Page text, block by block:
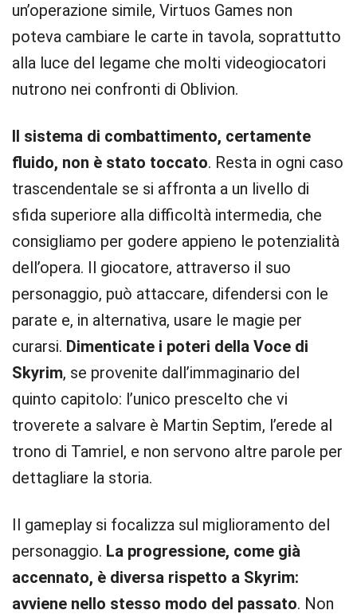
un’operazione simile, Virtuos Games non
poteva cambiare le carte in tavola, soprattutto
alla luce del legame che molti videogiocatori
nutrono nei confronti di Oblivion.
Il sistema di combattimento, certamente
fluido, non è stato toccato. Resta in ogni caso
trascendentale se si affronta a un livello di
sfida superiore alla difficoltà intermedia, che
consigliamo per godere appieno le potenzialità
dell’opera. Il giocatore, attraverso il suo
personaggio, può attaccare, difendersi con le
parate e, in alternativa, usare le magie per
curarsi. Dimenticate i poteri della Voce di
Skyrim, se provenite dall’immaginario del
quinto capitolo: l’unico prescelto che vi
troverete a salvare è Martin Septim, l’erede al
trono di Tamriel, e non servono altre parole per
dettagliare la storia.
Il gameplay si focalizza sul miglioramento del
personaggio. La progressione, come già
accennato, è diversa rispetto a Skyrim:
avviene nello stesso modo del passato. Non